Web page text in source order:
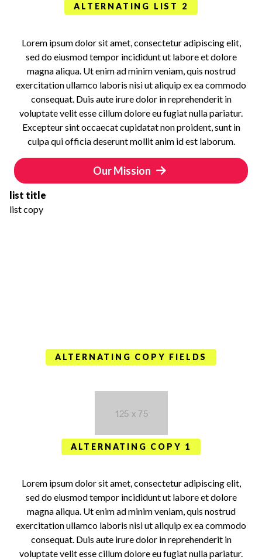
ALTERNATING LIST 2
Lorem ipsum dolor sit amet, consectetur adipiscing elit,
sed do eiusmod tempor incididunt ut labore et dolore
magna aliqua. Ut enim ad minim veniam, quis nostrud
exercitation ullamco laboris nisi ut aliquip ex ea commodo
consequat. Duis aute irure dolor in reprehenderit in
voluptate velit esse cillum dolore eu fugiat nulla pariatur.
Excepteur sint occaecat cupidatat non proident, sunt in
culpa qui officia deserunt mollit anim id est laborum.
Our Mission
list title
list copy
ALTERNATING COPY FIELDS
ALTERNATING COPY 1
Lorem ipsum dolor sit amet, consectetur adipiscing elit,
sed do eiusmod tempor incididunt ut labore et dolore
magna aliqua. Ut enim ad minim veniam, quis nostrud
exercitation ullamco laboris nisi ut aliquip ex ea commodo
consequat. Duis aute irure dolor in reprehenderit in
voluptate velit esse cillum dolore eu fugiat nulla pariatur.